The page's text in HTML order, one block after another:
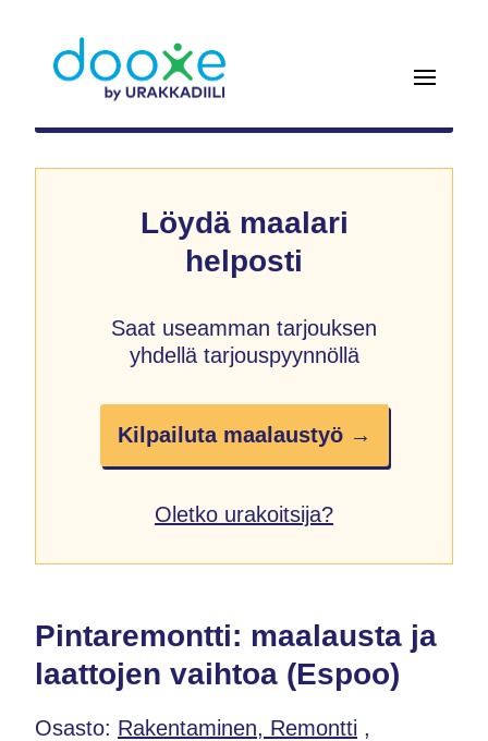
Löydä maalari
helposti
Saat useamman tarjouksen
yhdellä tarjouspyynnöllä
Kilpailuta maalaustyö →
Oletko urakoitsija?
Pintaremontti: maalausta ja
laattojen vaihtoa (Espoo)
Osasto: Rakentaminen, Remontti ,